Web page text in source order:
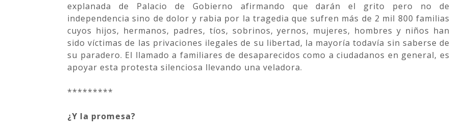
explanada de Palacio de Gobierno afirmando que darán el grito pero no de
independencia sino de dolor y rabia por la tragedia que sufren más de 2 mil 800 familias
cuyos hijos, hermanos, padres, tíos, sobrinos, yernos, mujeres, hombres y niños han
sido víctimas de las privaciones ilegales de su libertad, la mayoría todavía sin saberse de
su paradero. El llamado a familiares de desaparecidos como a ciudadanos en general, es
apoyar esta protesta silenciosa llevando una veladora.
*********
¿Y la promesa?